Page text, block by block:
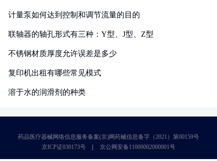
计量泵如何达到控制和调节流量的目的
联轴器的轴孔形式有三种：Y型、J型、Z型
不锈钢材质厚度允许误差是多少
复印机出租有哪些常见模式
溶于水的润滑剂的种类
药品医疗器械网络信息服务备案(京)网药械信息备字（2021）第00159号
京ICP证030173号
京公网安备11000002000001号